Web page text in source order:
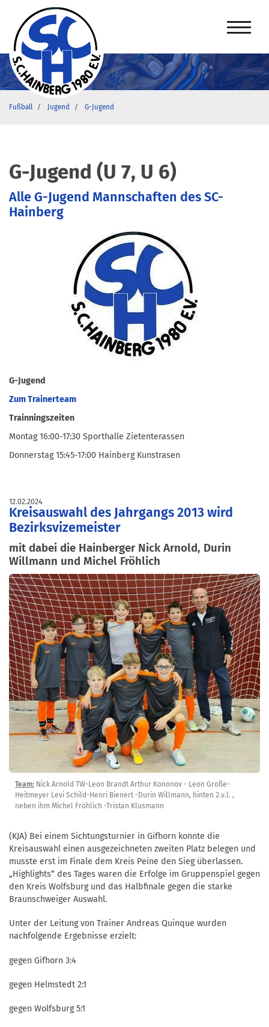
Fußball Jugend G-Jugend
G-Jugend (U 7, U 6)
Alle G-Jugend Mannschaften des SC-
Hainberg
G-Jugend
Zum Trainerteam
Trainningszeiten
Montag 16:00-17:30 Sporthalle Zietenterassen
Donnerstag 15:45-17:00 Hainberg Kunstrasen
12.02.2024
Kreisauswahl des Jahrgangs 2013 wird
Bezirksvizemeister
mit dabei die Hainberger Nick Arnold, Durin
Willmann und Michel Fröhlich
Team: Nick Arnold TW-Leon Brandt Arthur Kononov - Leon Große-
Heitmeyer Levi Schild-Henri Bienert -Durin Willmann, hinten 2.v.l. ,
neben ihm Michel Fröhlich -Tristan Klusmann
(KJA) Bei einem Sichtungsturnier in Gifhorn konnte die
Kreisauswahl einen ausgezeichneten zweiten Platz belegen und
musste erst im Finale dem Kreis Peine den Sieg überlassen.
„Highlights“ des Tages waren die Erfolge im Gruppenspiel gegen
den Kreis Wolfsburg und das Halbfinale gegen die starke
Braunschweiger Auswahl.
Unter der Leitung von Trainer Andreas Quinque wurden
nachfolgende Ergebnisse erzielt:
gegen Gifhorn 3:4
gegen Helmstedt 2:1
gegen Wolfsburg 5:1